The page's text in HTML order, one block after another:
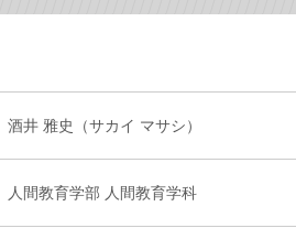
酒井 雅史（サカイ マサシ）
人間教育学部 人間教育学科